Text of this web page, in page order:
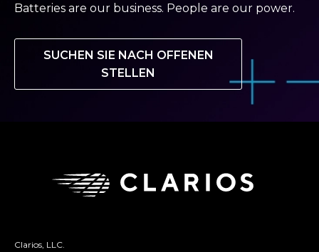
Batteries are our business. People are our power.
SUCHEN SIE NACH OFFENEN
STELLEN
Clarios, LLC.